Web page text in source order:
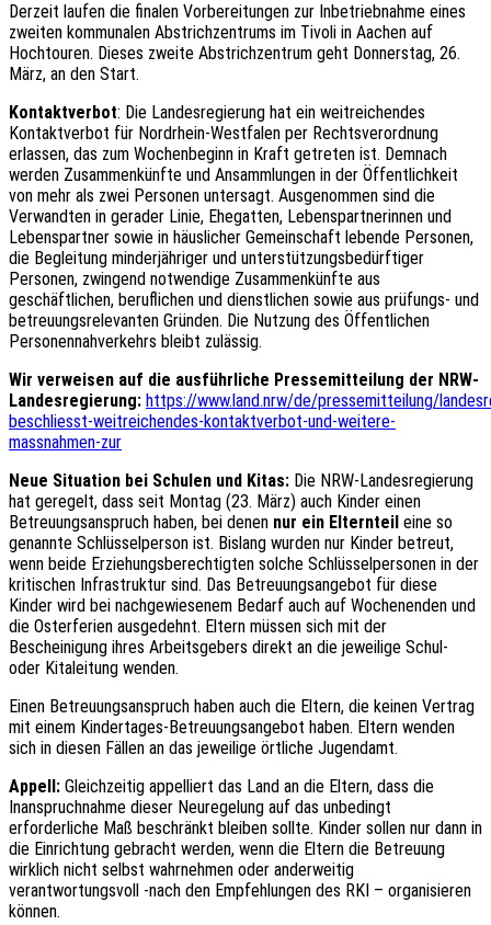
Derzeit laufen die finalen Vorbereitungen zur Inbetriebnahme eines
zweiten kommunalen Abstrichzentrums im Tivoli in Aachen auf
Hochtouren. Dieses zweite Abstrichzentrum geht Donnerstag, 26.
März, an den Start.
Kontaktverbot: Die Landesregierung hat ein weitreichendes
Kontaktverbot für Nordrhein-Westfalen per Rechtsverordnung
erlassen, das zum Wochenbeginn in Kraft getreten ist. Demnach
werden Zusammenkünfte und Ansammlungen in der Öffentlichkeit
von mehr als zwei Personen untersagt. Ausgenommen sind die
Verwandten in gerader Linie, Ehegatten, Lebenspartnerinnen und
Lebenspartner sowie in häuslicher Gemeinschaft lebende Personen,
die Begleitung minderjähriger und unterstützungsbedürftiger
Personen, zwingend notwendige Zusammenkünfte aus
geschäftlichen, beruflichen und dienstlichen sowie aus prüfungs- und
betreuungsrelevanten Gründen. Die Nutzung des Öffentlichen
Personennahverkehrs bleibt zulässig.
Wir verweisen auf die ausführliche Pressemitteilung der NRW-
Landesregierung: https://www.land.nrw/de/pressemitteilung/
beschliesst-weitreichendes-kontaktverbot-und-weitere-
massnahmen-zur
Neue Situation bei Schulen und Kitas: Die NRW-Landesregierung
hat geregelt, dass seit Montag (23. März) auch Kinder einen
Betreuungsanspruch haben, bei denen nur ein Elternteil eine so
genannte Schlüsselperson ist. Bislang wurden nur Kinder betreut,
wenn beide Erziehungsberechtigten solche Schlüsselpersonen in der
kritischen Infrastruktur sind. Das Betreuungsangebot für diese
Kinder wird bei nachgewiesenem Bedarf auch auf Wochenenden und
die Osterferien ausgedehnt. Eltern müssen sich mit der
Bescheinigung ihres Arbeitsgebers direkt an die jeweilige Schul-
oder Kitaleitung wenden.
Einen Betreuungsanspruch haben auch die Eltern, die keinen Vertrag
mit einem Kindertages-Betreuungsangebot haben. Eltern wenden
sich in diesen Fällen an das jeweilige örtliche Jugendamt.
Appell: Gleichzeitig appelliert das Land an die Eltern, dass die
Inanspruchnahme dieser Neuregelung auf das unbedingt
erforderliche Maß beschränkt bleiben sollte. Kinder sollen nur dann in
die Einrichtung gebracht werden, wenn die Eltern die Betreuung
wirklich nicht selbst wahrnehmen oder anderweitig
verantwortungsvoll -nach den Empfehlungen des RKI – organisieren
können.